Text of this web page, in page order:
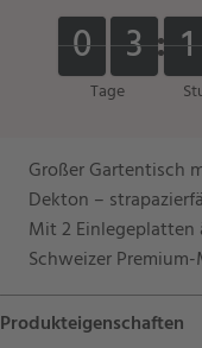
Tage
0
0
0
0 3
3
3
3 1
1
1
1
Großer Gartentisch
Dekton –
Mit 2 Einlegeplatten
Schweizer
Produkteigenschaften